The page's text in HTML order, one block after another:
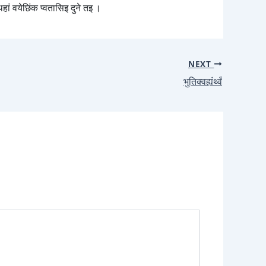
वयेछिंक प्वतासिइ दुने तइ ।
NEXT
भुतिक्वह्यंथ्वँ